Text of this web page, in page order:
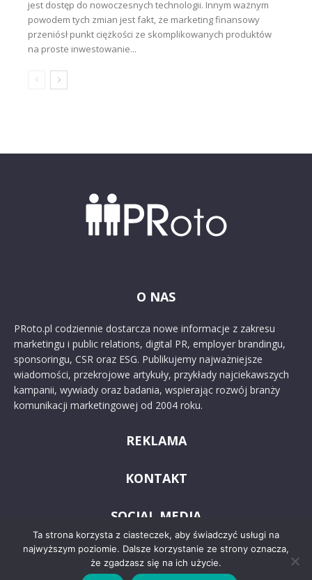
jest dostęp do nowoczesnych technologii. Innym ważnym
powodem tych zmian jest fakt, że marketing finansowy
przeniósł punkt ciężkości ze skomplikowanych produktów
na proste inwestowanie...
O NAS
PRoto.pl codziennie dostarcza nowe informacje z zakresu
marketingu i public relations, digital PR, employer brandingu,
sponsoringu, CSR oraz ESG. Publikujemy najważniejsze
wiadomości, przekrojowe artykuły, przykłady najciekawszych
kampanii, wywiady oraz badania, wspierając rozwój branży
komunikacji marketingowej od 2004 roku.
REKLAMA
KONTAKT
SOCIAL MEDIA
Ta strona korzysta z ciasteczek, aby świadczyć usługi na
najwyższym poziomie. Dalsze korzystanie ze strony oznacza,
że zgadzasz się na ich użycie.